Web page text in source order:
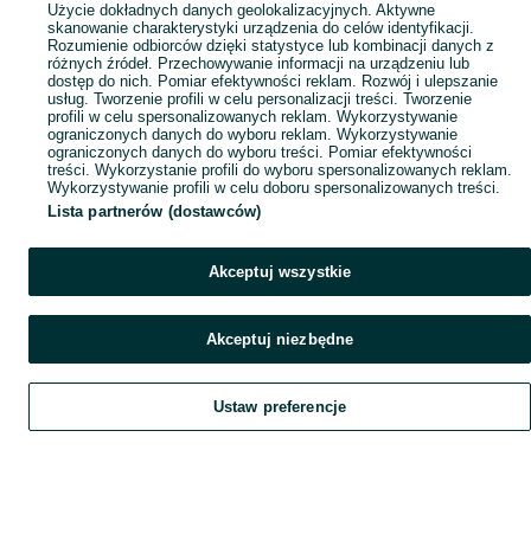
Szukaj Obserwujesz Dodaj Czat Konto
Użycie dokładnych danych geolokalizacyjnych. Aktywne
skanowanie charakterystyki urządzenia do celów identyfikacji.
Rozumienie odbiorców dzięki statystyce lub kombinacji danych z
różnych źródeł. Przechowywanie informacji na urządzeniu lub
dostęp do nich. Pomiar efektywności reklam. Rozwój i ulepszanie
usług. Tworzenie profili w celu personalizacji treści. Tworzenie
profili w celu spersonalizowanych reklam. Wykorzystywanie
ograniczonych danych do wyboru reklam. Wykorzystywanie
ograniczonych danych do wyboru treści. Pomiar efektywności
treści. Wykorzystanie profili do wyboru spersonalizowanych reklam.
Wykorzystywanie profili w celu doboru spersonalizowanych treści.
Lista partnerów (dostawców)
Akceptuj wszystkie
Akceptuj niezbędne
Ustaw preferencje